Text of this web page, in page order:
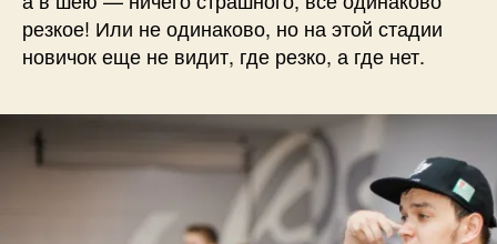
резкое! Или не одинаково, но на этой стадии
новичок еще не видит, где резко, а где нет.